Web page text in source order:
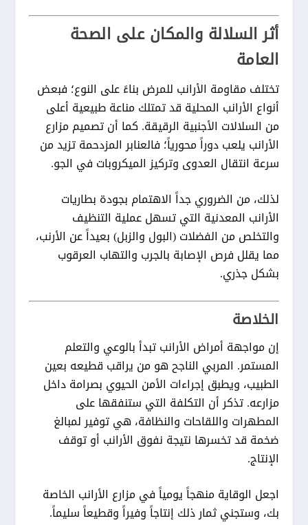
أثر السلالة والمكان على الصحة
العامة
تختلف مقاومة الأرانب للمرض بناءً على النوع؛ فبعض
أنواع الأرانب المحلية قد تمتلك مناعة طبيعية أعلى
من السلالات الأجنبية الرقيقة. كما أن تصميممزارع
الأرانب يلعب دوراً محورياً؛ فالعنابر المزدحمة تزيد من
سرعة انتقال العدوى وتركيز الميكروبات في الجو.
لذلك، من الضروري جداً الاهتمام بجودة بطاريات
الأرانب المعدنية التي تسهل عملية التنظيف
والتخلص من الفضلات (البول والزبل) بعيداً عن الأرنب،
مما يقلل فرص الإصابة بالجرب والتهاب العرقوب
بشكل جذري.
الخلاصة
إن مواجهة أمراض الأرانبتبدأ بالوعي والتعلم
المستمر. المربي الناجح هو من يراقب قطيعه بعين
الطبيب، ويطبق إجراءات الأمن الحيوي بصرامة داخل
مزارعه. تذكر أن التكلفة التي ستنفقها على
المطهرات واللقاحات والنظافة، هي توفير لمبالغ
ضخمة قد تخسرها نتيجة نفوق الأرانب أو توقف
الإنتاج.
اجعل الوقاية منهجاً يومياً فيمزارع الأرانب الخاصة
بك، وستجني ثمار ذلك إنتاجاً وفيراً وقطيعاً سليماً.